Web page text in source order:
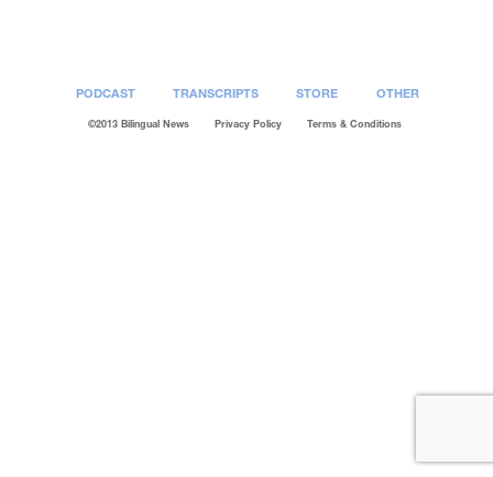
PODCAST TRANSCRIPTS STORE OTHER
©2013 Bilingual News Privacy Policy Terms & Conditions